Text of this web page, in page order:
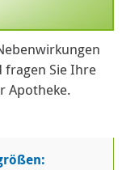
fragen Sie Ihre
Apotheke.